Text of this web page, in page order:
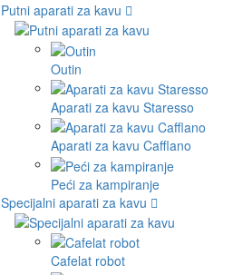
Putni aparati za kavu
Outin
Aparati za kavu Staresso
Aparati za kavu Cafflano
Peći za kampiranje
Specijalni aparati za kavu
Cafelat robot